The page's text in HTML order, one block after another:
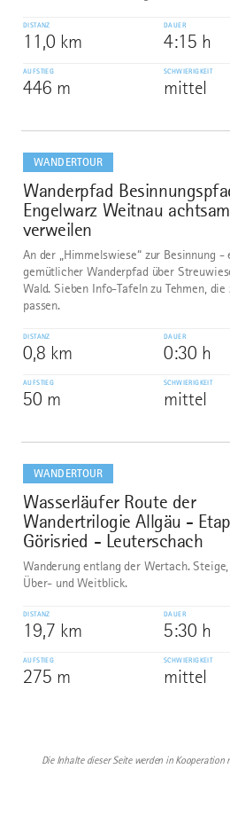
DISTANZ
11,0 km
DAUER
4:15 h
AUFSTIEG
446 m
SCHWIERIGKEIT
mittel
WANDERTOUR
9
Wanderpfad
Engelwarz Weitnau
verweilen
An der „Himmelswiese“ zur Besinnung -
gemütlicher Wanderpfad über
Wald. Sieben Info-Tafeln zu Tehmen, die
passen.
DISTANZ
0,8 km
DAUER
0:30 h
AUFSTIEG
50 m
SCHWIERIGKEIT
mittel
dazu
WANDERTOUR
10
Wasserläufer Route der
Wandertrilogie Allgäu -
Görisried - Leuterschach
Wanderung entlang der Wertach.
Über- und Weitblick.
DISTANZ
19,7 km
DAUER
5:30 h
AUFSTIEG
275 m
SCHWIERIGKEIT
mittel
dazu
Die Inhalte dieser Seite werden in